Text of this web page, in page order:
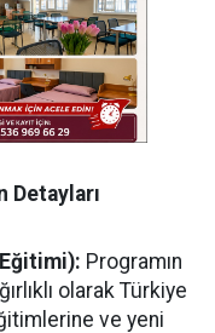
Detayları
Programın
olarak Türkiye
ve yeni